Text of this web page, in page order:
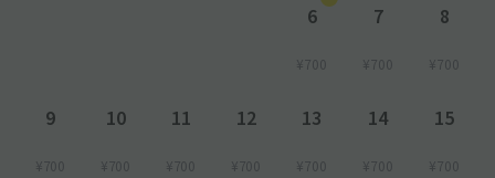
6
¥700
7
¥700
8
¥700
9
¥700
10
¥700
11
¥700
12
¥700
13
¥700
14
¥700
15
¥700